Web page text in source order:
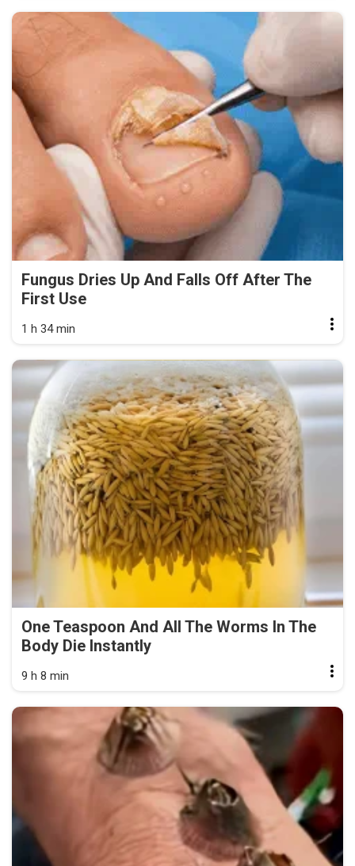
Fungus Dries Up And Falls Off After The
First Use
1 h 34 min
One Teaspoon And All The Worms In The
Body Die Instantly
9 h 8 min